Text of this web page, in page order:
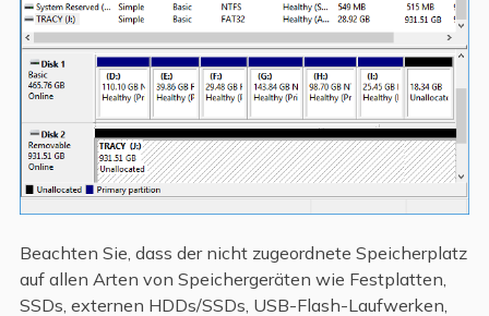
Beachten Sie, dass der nicht zugeordnete Speicherplatz
auf allen Arten von Speichergeräten wie Festplatten,
SSDs, externen HDDs/SSDs, USB-Flash-Laufwerken,